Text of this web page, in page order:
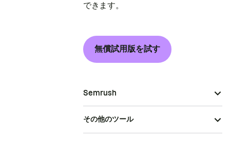
できます。
無償試用版を試す
Semrush
その他のツール